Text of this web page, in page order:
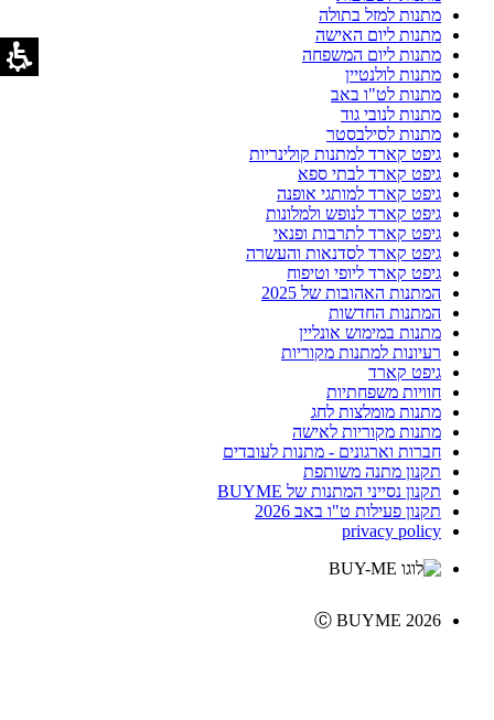
מתנות למזל בתולה
מתנות ליום האישה
מתנות ליום המשפחה
מתנות לולנטיין
מתנות לט"ו באב
מתנות לנובי גוד
מתנות לסילבסטר
גיפט קארד למתנות קולינריות
גיפט קארד לבתי ספא
גיפט קארד למותגי אופנה
גיפט קארד לנופש ולמלונות
גיפט קארד לתרבות ופנאי
גיפט קארד לסדנאות והעשרה
גיפט קארד ליופי וטיפוח
המתנות האהובות של 2025
המתנות החדשות
מתנות במימוש אונליין
רעיונות למתנות מקוריות
גיפט קארד
חוויות משפחתיות
מתנות מומלצות לחג
מתנות מקוריות לאישה
חברות וארגונים - מתנות לעובדים
תקנון מתנה משותפת
תקנון נסייני המתנות של BUYME
תקנון פעילות ט"ו באב 2026
privacy policy
Ⓒ BUYME 2026